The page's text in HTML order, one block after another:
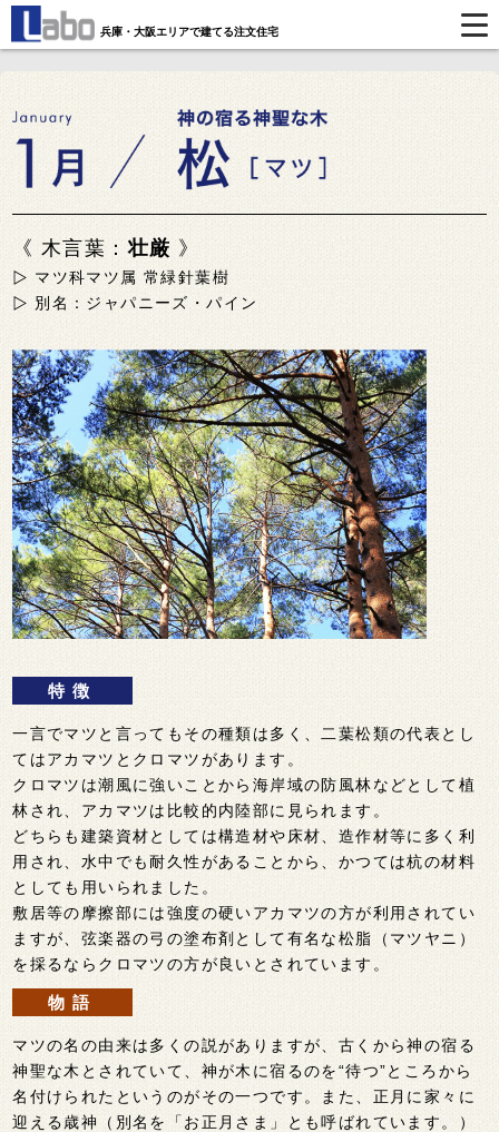
兵庫・大阪エリアで建てる注文住宅
《 木言葉：壮厳 》
マツ科マツ属 常緑針葉樹
別名：ジャパニーズ・パイン
特徴
一言でマツと言ってもその種類は多く、二葉松類の代表とし
てはアカマツとクロマツがあります。
クロマツは潮風に強いことから海岸域の防風林などとして植
林され、アカマツは比較的内陸部に見られます。
どちらも建築資材としては構造材や床材、造作材等に多く利
用され、水中でも耐久性があることから、かつては杭の材料
としても用いられました。
敷居等の摩擦部には強度の硬いアカマツの方が利用されてい
ますが、弦楽器の弓の塗布剤として有名な松脂（マツヤニ）
を採るならクロマツの方が良いとされています。
物語
マツの名の由来は多くの説がありますが、古くから神の宿る
神聖な木とされていて、神が木に宿るのを“待つ”ところから
名付けられたというのがその一つです。また、正月に家々に
迎える歳神（別名を「お正月さま」とも呼ばれています。）